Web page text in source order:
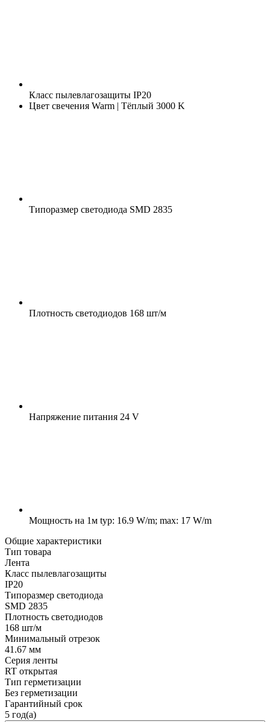
Класс пылевлагозащиты IP20
Цвет свечения Warm | Тёплый 3000 K
Типоразмер светодиода SMD 2835
Плотность светодиодов 168 шт/м
Напряжение питания 24 V
Мощность на 1м typ: 16.9 W/m; max: 17 W/m
Общие характеристики
Тип товара
Лента
Класс пылевлагозащиты
IP20
Типоразмер светодиода
SMD 2835
Плотность светодиодов
168 шт/м
Минимальный отрезок
41.67 мм
Серия ленты
RT открытая
Тип герметизации
Без герметизации
Гарантийный срок
5 год(а)